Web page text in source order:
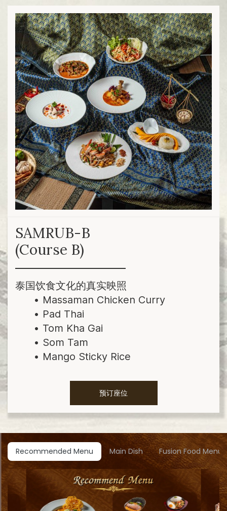
SAMRUB-B
(Course B)
泰国饮食文化的真实映照
Massaman Chicken Curry
Pad Thai
Tom Kha Gai
Som Tam
Mango Sticky Rice
预订座位
Recommended Menu Main Dish Fusion Food Menu